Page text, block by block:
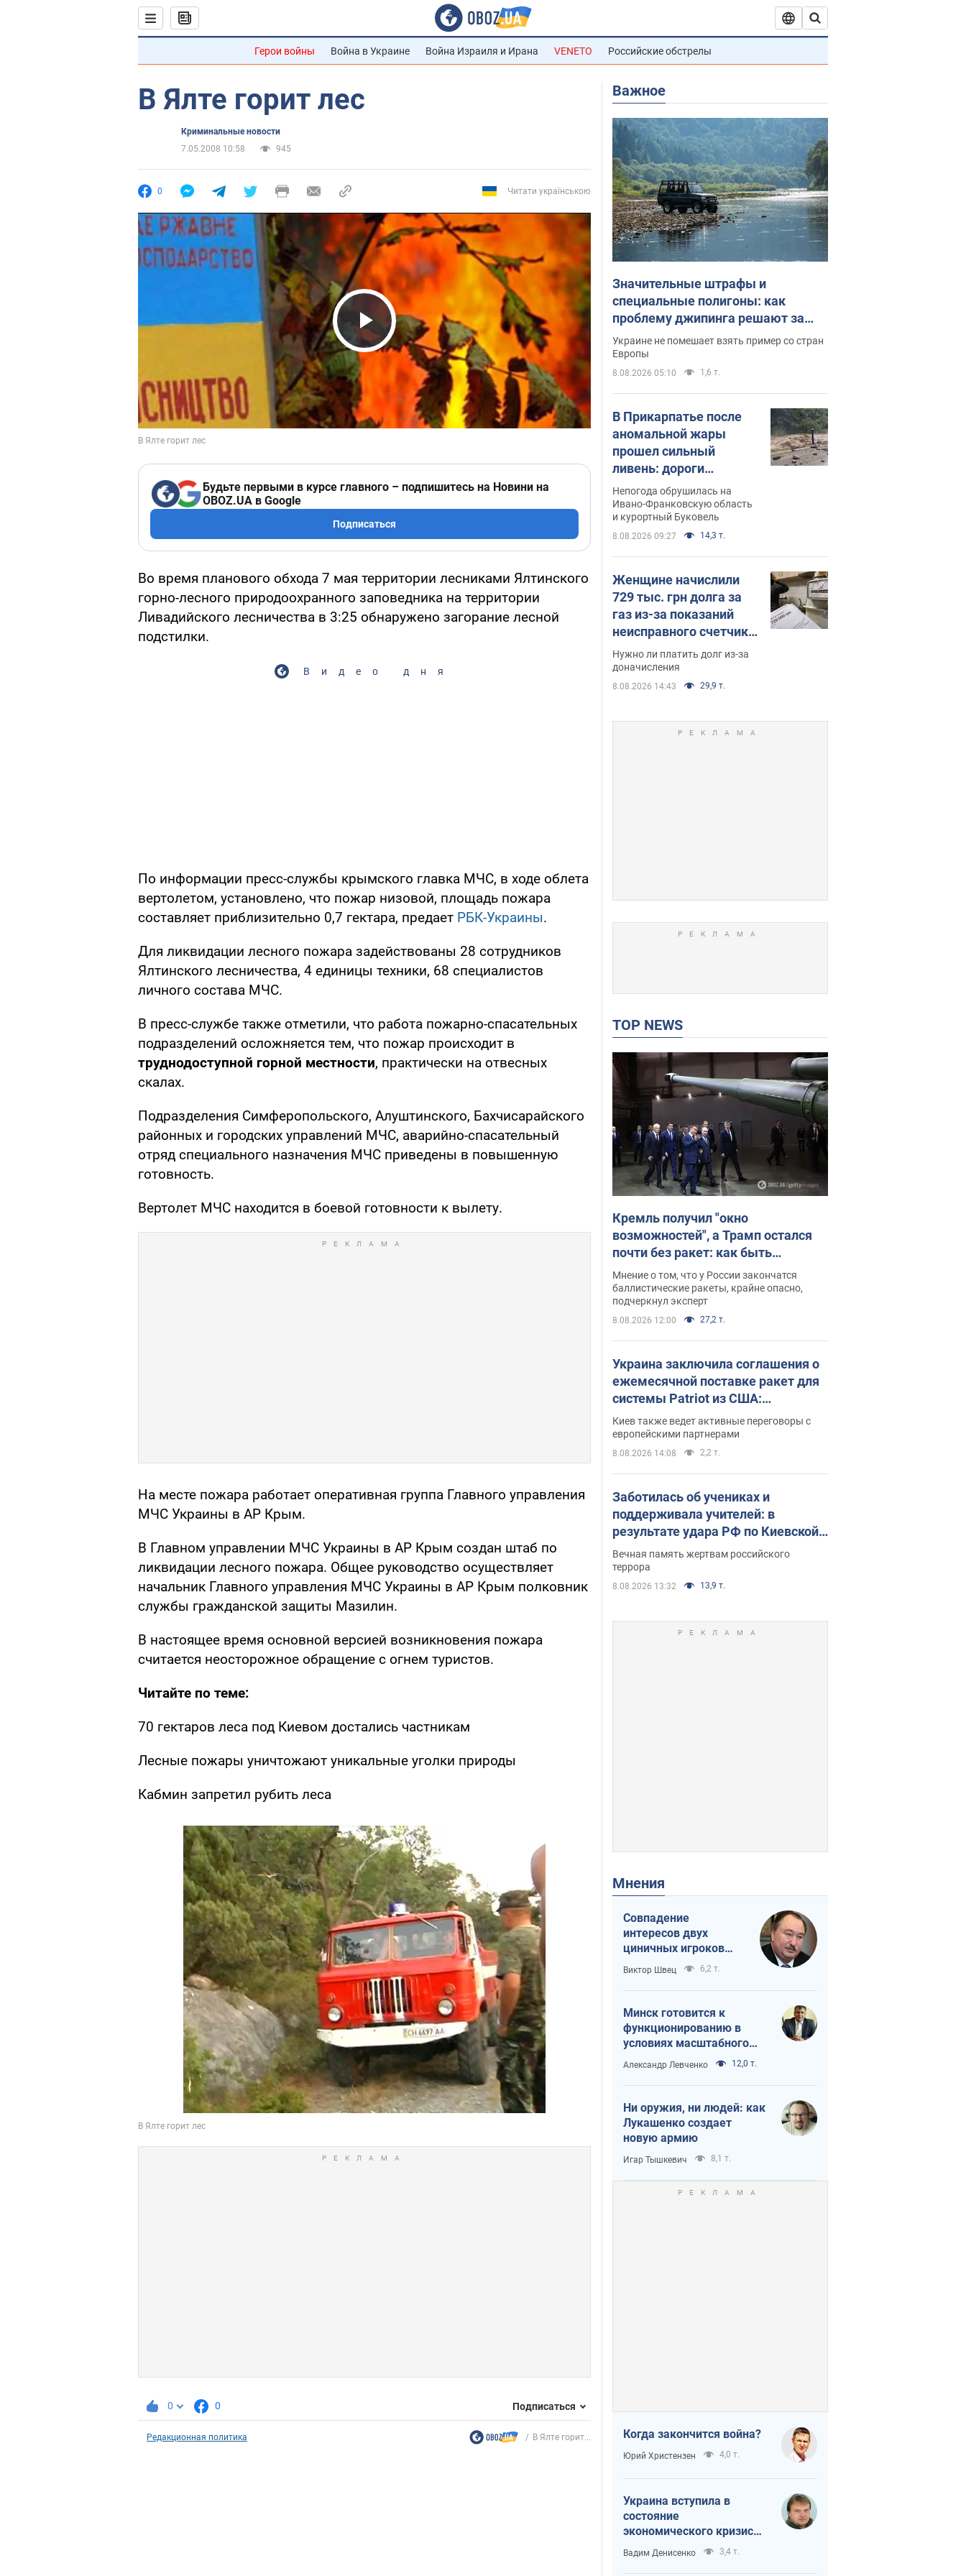
Герои войны Война в Украине Война Израиля и Ирана VENETO Российские обстрелы
В Ялте горит лес
Криминальные новости
7.05.2008 10:58
945
0 Читати українською
Play Video
Будьте первыми в курсе главного – подпишитесь на Новини на
OBOZ.UA в Google
Подписаться
Во время планового обхода 7 мая территории лесниками Ялтинского
горно-лесного природоохранного заповедника на территории
Ливадийского лесничества в 3:25 обнаружено загорание лесной
подстилки.
Видео дня
По информации пресс-службы крымского главка МЧС, в ходе облета
вертолетом, установлено, что пожар низовой, площадь пожара
составляет приблизительно 0,7 гектара, предает РБК-Украины.
Для ликвидации лесного пожара задействованы 28 сотрудников
Ялтинского лесничества, 4 единицы техники, 68 специалистов
личного состава МЧС.
В пресс-службе также отметили, что работа пожарно-спасательных
подразделений осложняется тем, что пожар происходит в
труднодоступной горной местности, практически на отвесных
скалах.
Подразделения Симферопольского, Алуштинского, Бахчисарайского
районных и городских управлений МЧС, аварийно-спасательный
отряд специального назначения МЧС приведены в повышенную
готовность.
Вертолет МЧС находится в боевой готовности к вылету.
На месте пожара работает оперативная группа Главного управления
МЧС Украины в АР Крым.
В Главном управлении МЧС Украины в АР Крым создан штаб по
ликвидации лесного пожара. Общее руководство осуществляет
начальник Главного управления МЧС Украины в АР Крым полковник
службы гражданской защиты Мазилин.
В настоящее время основной версией возникновения пожара
считается неосторожное обращение с огнем туристов.
Читайте по теме:
70 гектаров леса под Киевом достались частникам
Лесные пожары уничтожают уникальные уголки природы
Кабмин запретил рубить леса
0 0 Подписаться
Редакционная политика В Ялте горит...
Важное
Значительные штрафы и
специальные полигоны: как
проблему джипинга решают за
границей
Украине не помешает взять пример со стран
Европы
8.08.2026 05:10 1,6 т.
В Прикарпатье после
аномальной жары
прошел сильный
ливень: дороги
превратились в реки.
Видео
Непогода обрушилась на
Ивано-Франковскую область
и курортный Буковель
8.08.2026 09:27 14,3 т.
Женщине начислили
729 тыс. грн долга за
газ из-за показаний
неисправного счетчика:
судья вынес
неожиданное решение
Нужно ли платить долг из-за
доначисления
8.08.2026 14:43 29,9 т.
TOP NEWS
Кремль получил "окно
возможностей", а Трамп остался
почти без ракет: как быть
Украине? Интервью с Мельником
Мнение о том, что у России закончатся
баллистические ракеты, крайне опасно,
подчеркнул эксперт
8.08.2026 12:00 27,2 т.
Украина заключила соглашения о
ежемесячной поставке ракет для
системы Patriot из США:
Зеленский раскрыл подробности
Киев также ведет активные переговоры с
европейскими партнерами
8.08.2026 14:08 2,2 т.
Заботилась об учениках и
поддерживала учителей: в
результате удара РФ по Киевской
области погибли директор
киевского лицея, её муж и внук
Вечная память жертвам российского
террора
8.08.2026 13:32 13,9 т.
Мнения
Совпадение
интересов двух
циничных игроков
или тайный план
Трампа и Путина?
Виктор Швец 6,2 т.
Минск готовится к
функционированию в
условиях масштабного
военного кризиса
Александр Левченко 12,0 т.
Ни оружия, ни людей: как
Лукашенко создает
новую армию
Игар Тышкевич 8,1 т.
Когда закончится война?
Юрий Христензен 4,0 т.
Украина вступила в
состояние
экономического кризиса.
Есть ли свет в конце
туннеля?
Вадим Денисенко 3,4 т.